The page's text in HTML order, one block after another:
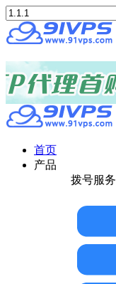
首页
产品
拨号服务